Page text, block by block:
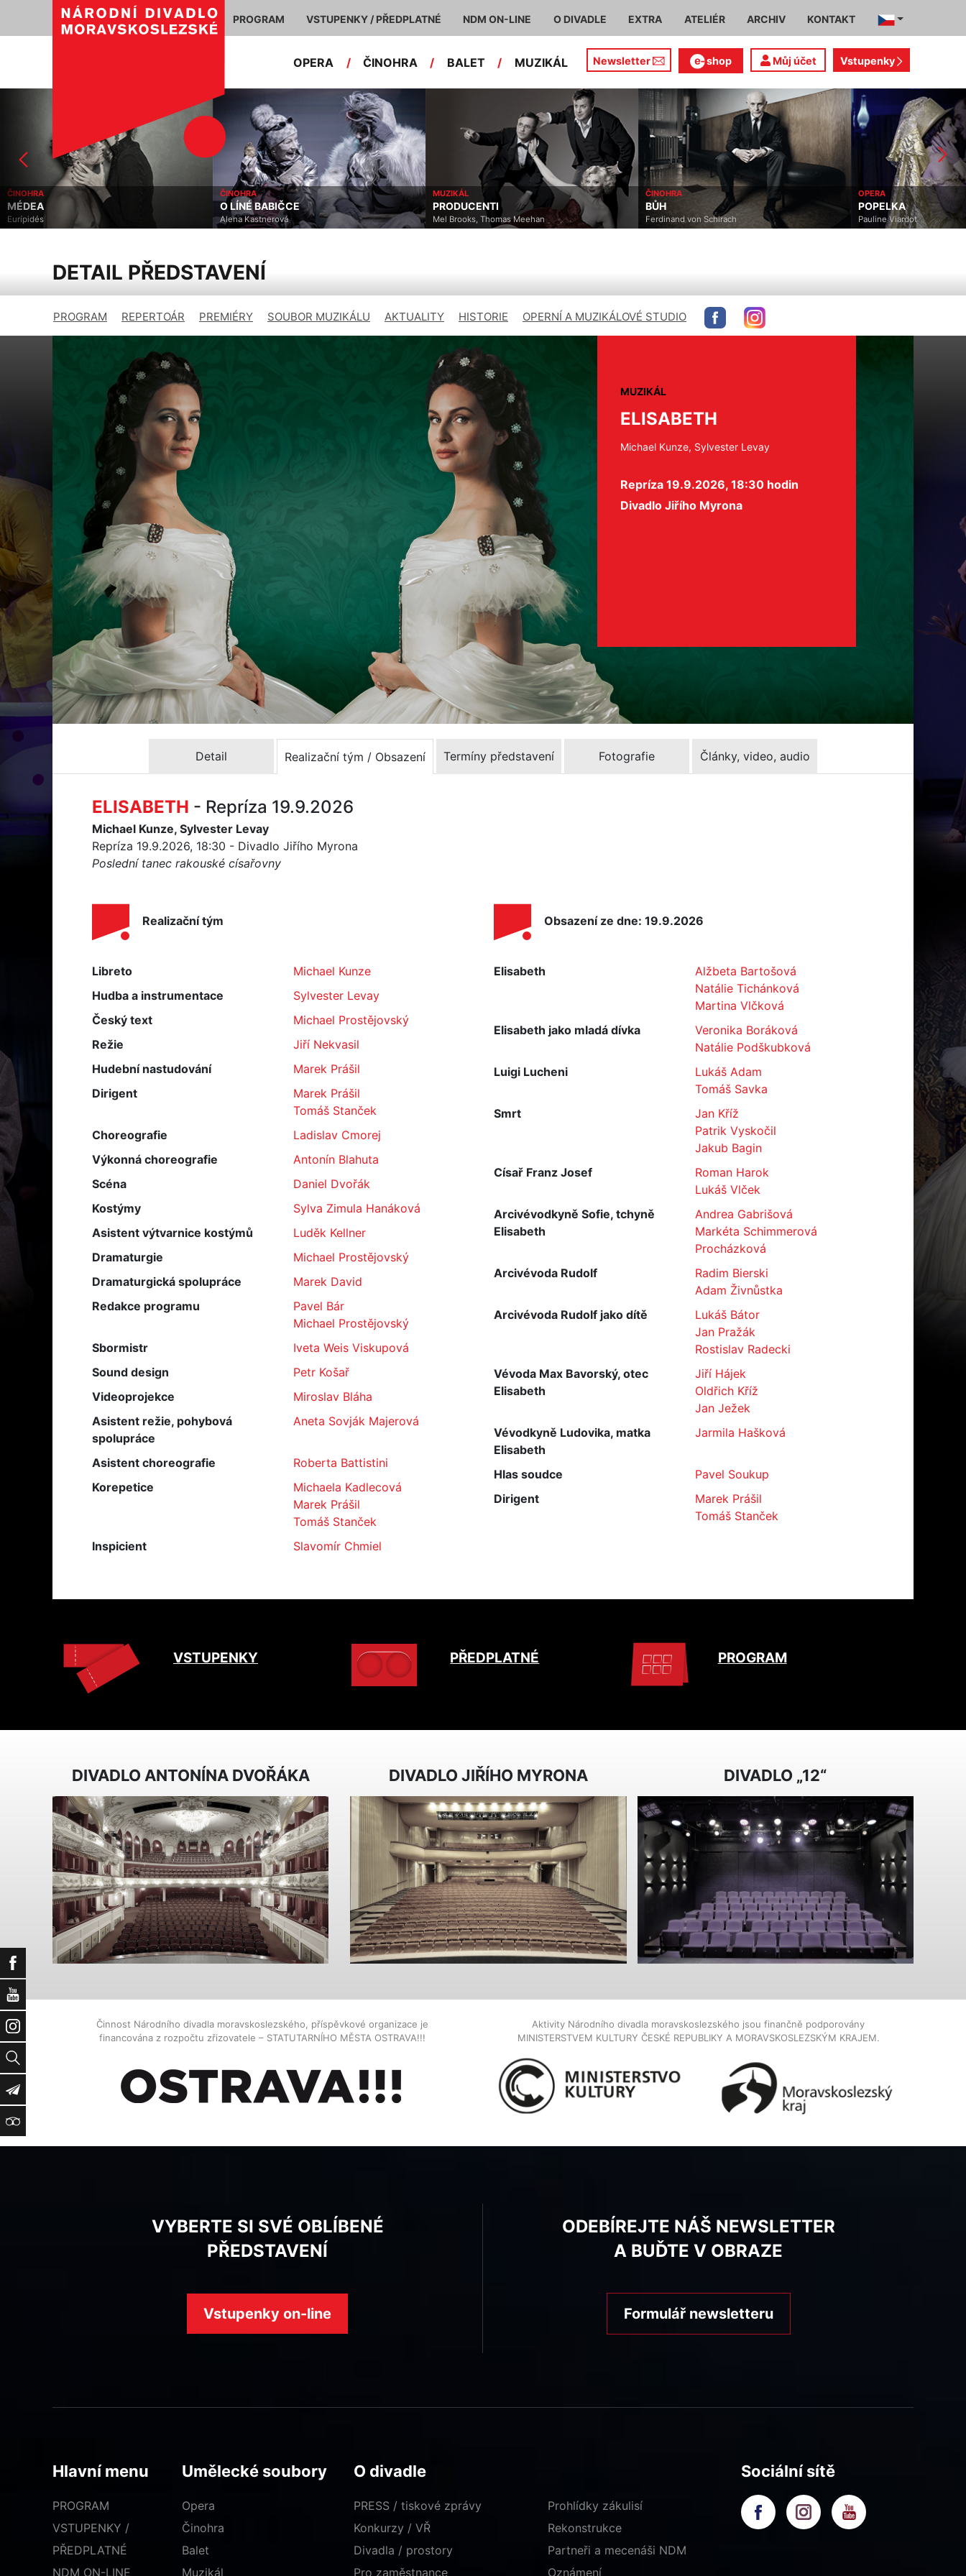
Facebook
YouTube
Instagram
Vyhledat
Newsletter
TripAdvisor
PROGRAM VSTUPENKY / PŘEDPLATNÉ NDM ON-LINE O DIVADLE EXTRA ATELIÉR ARCHIV KONTAKT
OPERA / ČINOHRA / BALET / MUZIKÁL Newsletter shop Můj účet Vstupenky
ČINOHRA
O LÍNÉ BABIČCE
Alena Kastnerová
MUZIKÁL
PRODUCENTI
Mel Brooks, Thomas Meehan
ČINOHRA
BŮH
Ferdinand von Schirach
OPERA
POPELKA
Pauline Viardot
ČINOHRA
DONAHA! (HOLE
Terrence McNally, David
DETAIL PŘEDSTAVENÍ
PROGRAM REPERTOÁR PREMIÉRY SOUBOR MUZIKÁLU AKTUALITY HISTORIE OPERNÍ A MUZIKÁLOVÉ STUDIO
MUZIKÁL
ELISABETH
Michael Kunze, Sylvester Levay
Repríza 19.9.2026, 18:30 hodin
Divadlo Jiřího Myrona
Detail Realizační tým / Obsazení Termíny představení Fotografie Články, video, audio
ELISABETH - Repríza 19.9.2026
Michael Kunze, Sylvester Levay
Repríza 19.9.2026, 18:30 - Divadlo Jiřího Myrona
Poslední tanec rakouské císařovny
Realizační tým
Libreto
Michael Kunze
Hudba a instrumentace
Sylvester Levay
Český text
Michael Prostějovský
Režie
Jiří Nekvasil
Hudební nastudování
Marek Prášil
Dirigent
Marek Prášil
Tomáš Stanček
Choreografie
Ladislav Cmorej
Výkonná choreografie
Antonín Blahuta
Scéna
Daniel Dvořák
Kostýmy
Sylva Zimula Hanáková
Asistent výtvarnice kostýmů
Luděk Kellner
Dramaturgie
Michael Prostějovský
Dramaturgická spolupráce
Marek David
Redakce programu
Pavel Bár
Michael Prostějovský
Sbormistr
Iveta Weis Viskupová
Sound design
Petr Košař
Videoprojekce
Miroslav Bláha
Asistent režie, pohybová
spolupráce
Aneta Sovják Majerová
Asistent choreografie
Roberta Battistini
Korepetice
Michaela Kadlecová
Marek Prášil
Tomáš Stanček
Inspicient
Slavomír Chmiel
Obsazení ze dne: 19.9.2026
Elisabeth
Alžbeta Bartošová
Natálie Tichánková
Martina Vlčková
Elisabeth jako mladá dívka
Veronika Boráková
Natálie Podškubková
Luigi Lucheni
Lukáš Adam
Tomáš Savka
Smrt
Jan Kříž
Patrik Vyskočil
Jakub Bagin
Císař Franz Josef
Roman Harok
Lukáš Vlček
Arcivévodkyně Sofie, tchyně
Elisabeth
Andrea Gabrišová
Markéta Schimmerová
Procházková
Arcivévoda Rudolf
Radim Bierski
Adam Živnůstka
Arcivévoda Rudolf jako dítě
Lukáš Bátor
Jan Pražák
Rostislav Radecki
Vévoda Max Bavorský, otec
Elisabeth
Jiří Hájek
Oldřich Kříž
Jan Ježek
Vévodkyně Ludovika, matka
Elisabeth
Jarmila Hašková
Hlas soudce
Pavel Soukup
Dirigent
Marek Prášil
Tomáš Stanček
VSTUPENKY PŘEDPLATNÉ PROGRAM
DIVADLO ANTONÍNA DVOŘÁKA DIVADLO JIŘÍHO MYRONA DIVADLO „12“
Činnost Národního divadla moravskoslezského, příspěvkové organizace je
financována z rozpočtu zřizovatele – STATUTARNÍHO MĚSTA OSTRAVA!!!
Aktivity Národního divadla moravskoslezského jsou finančně podporovány
MINISTERSTVEM KULTURY ČESKÉ REPUBLIKY A MORAVSKOSLEZSKÝM KRAJEM.
VYBERTE SI SVÉ OBLÍBENÉ
PŘEDSTAVENÍ
Vstupenky on-line
ODEBÍREJTE NÁŠ NEWSLETTER
A BUĎTE V OBRAZE
Formulář newsletteru
Hlavní menu
PROGRAM
VSTUPENKY /
PŘEDPLATNÉ
NDM ON-LINE
Umělecké soubory
Opera
Činohra
Balet
Muzikál
O divadle
PRESS / tiskové zprávy
Konkurzy / VŘ
Divadla / prostory
Prohlídky zákulisí
Rekonstrukce
Partneři a mecenáši NDM
Pro zaměstnance
Oznámení
Sociální sítě